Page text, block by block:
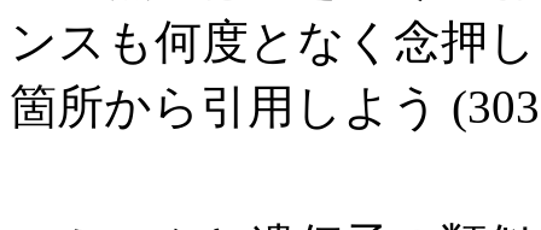
ンスも何度となく念押
箇所から引用しよう